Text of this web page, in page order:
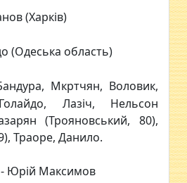
(Харків)
(Одеська область)
Мкртчян, Воловик,
Лазіч, Нельсон
(Трояновський, 80),
Траоре, Данило.
- Юрій Максимов